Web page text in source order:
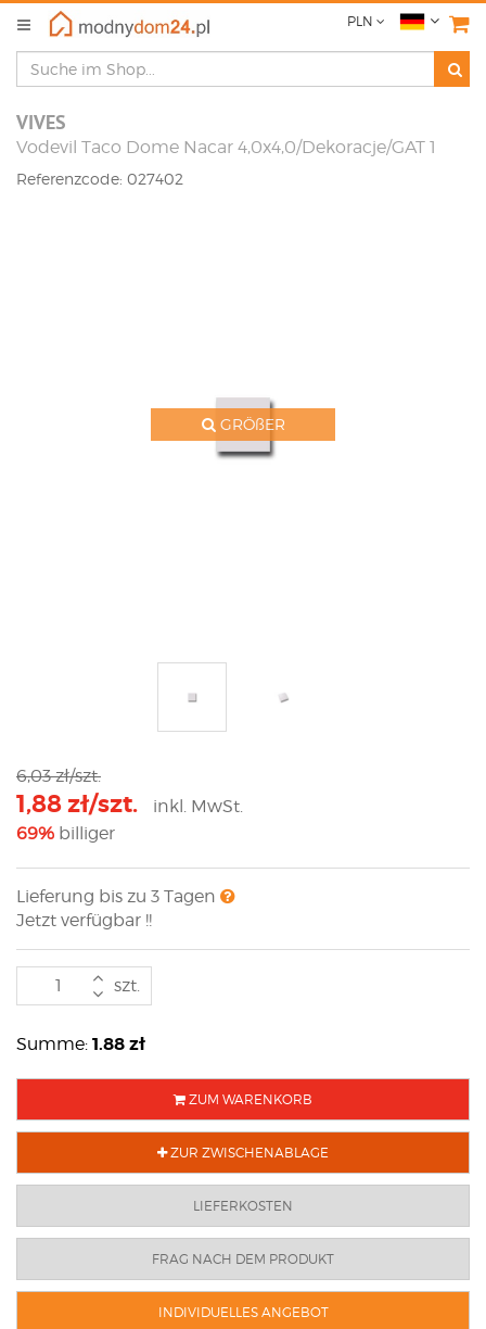
PLN
VIVES
Vodevil Taco Dome Nacar 4,0x4,0/Dekoracje/GAT 1
Referenzcode: 027402
GRÖßER
6,03 zł/szt.
1,88 zł/szt.
inkl. MwSt.
69% billiger
Lieferung bis zu 3 Tagen
Jetzt verfügbar !!
szt.
Summe: 1.88zł
ZUM WARENKORB
ZUR ZWISCHENABLAGE
LIEFERKOSTEN
FRAG NACH DEM PRODUKT
INDIVIDUELLES ANGEBOT